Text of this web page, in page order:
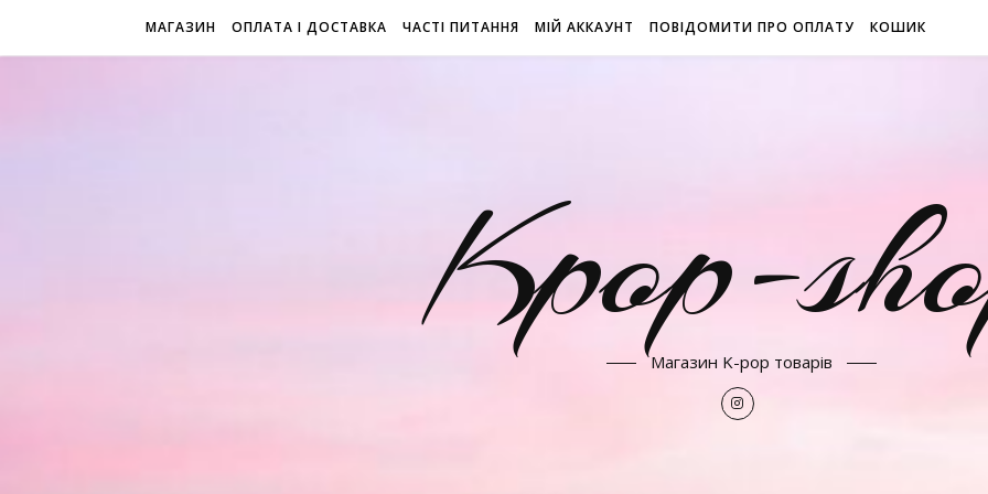
МАГАЗИН ОПЛАТА І ДОСТАВКА ЧАСТІ ПИТАННЯ МІЙ АККАУНТ ПОВІДОМИТИ ПРО ОПЛАТУ КОШИК
Kpop-
Магазин K-pop товарів